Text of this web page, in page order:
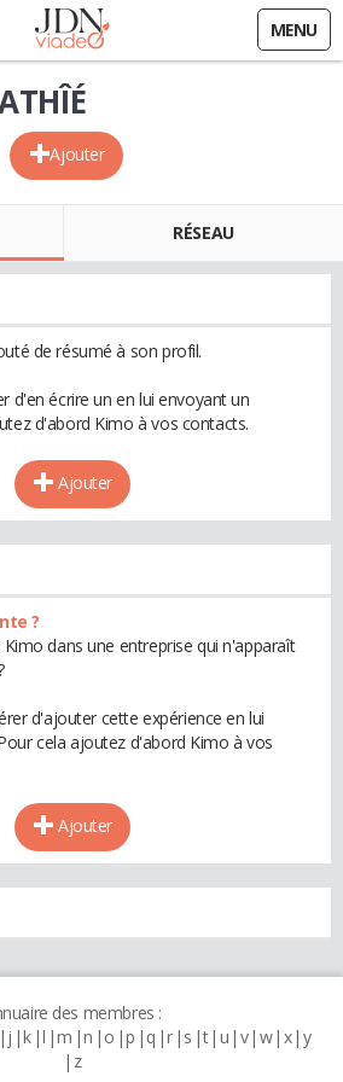
MENU
Ajouter
RÉSEAU
de résumé à son profil.
d'en écrire un en lui envoyant un
d'abord Kimo à vos contacts.
Ajouter
?
dans une entreprise qui n'apparaît
d'ajouter cette expérience en lui
cela ajoutez d'abord Kimo à vos
Ajouter
des membres :
j k l m n o p q r s t u v w x y
z